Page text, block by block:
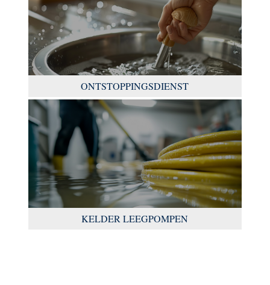
ONTSTOPPINGSDIENST
KELDER LEEGPOMPEN